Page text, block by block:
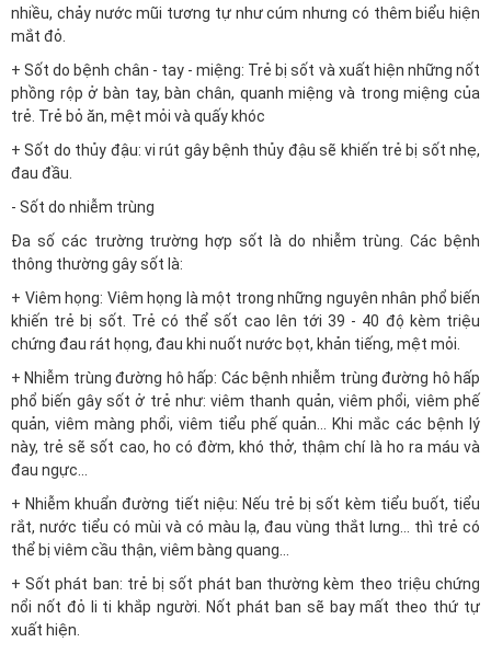
nhiều, chảy nước mũi tương tự như cúm nhưng có thêm biểu hiện
mắt đỏ.
+ Sốt do bệnh chân - tay - miệng: Trẻ bị sốt và xuất hiện những nốt
phồng rộp ở bàn tay, bàn chân, quanh miệng và trong miệng của
trẻ. Trẻ bỏ ăn, mệt mỏi và quấy khóc
+ Sốt do thủy đậu: vi rút gây bệnh thủy đậu sẽ khiến trẻ bị sốt nhẹ,
đau đầu.
- Sốt do nhiễm trùng
Đa số các trường trường hợp sốt là do nhiễm trùng. Các bệnh
thông thường gây sốt là:
+ Viêm họng: Viêm họng là một trong những nguyên nhân phổ biến
khiến trẻ bị sốt. Trẻ có thể sốt cao lên tới 39 - 40 độ kèm triệu
chứng đau rát họng, đau khi nuốt nước bọt, khản tiếng, mệt mỏi.
+ Nhiễm trùng đường hô hấp: Các bệnh nhiễm trùng đường hô hấp
phổ biến gây sốt ở trẻ như: viêm thanh quản, viêm phổi, viêm phế
quản, viêm màng phổi, viêm tiểu phế quản... Khi mắc các bệnh lý
này, trẻ sẽ sốt cao, ho có đờm, khó thở, thậm chí là ho ra máu và
đau ngực...
+ Nhiễm khuẩn đường tiết niệu: Nếu trẻ bị sốt kèm tiểu buốt, tiểu
rắt, nước tiểu có mùi và có màu lạ, đau vùng thắt lưng... thì trẻ có
thể bị viêm cầu thận, viêm bàng quang...
+ Sốt phát ban: trẻ bị sốt phát ban thường kèm theo triệu chứng
nổi nốt đỏ li ti khắp người. Nốt phát ban sẽ bay mất theo thứ tự
xuất hiện.